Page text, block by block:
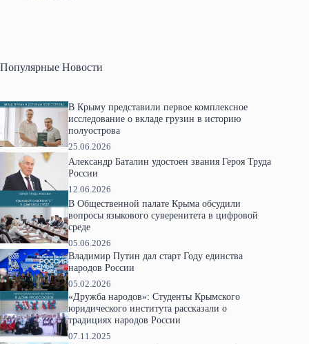
Популярные Новости
В Крыму представили первое комплексное
исследование о вкладе грузин в историю
полуострова
25.06.2026
Александр Баталин удостоен звания Героя Труда
России
12.06.2026
В Общественной палате Крыма обсудили
вопросы языкового суверенитета в цифровой
среде
05.06.2026
Владимир Путин дал старт Году единства
народов России
05.02.2026
«Дружба народов»: Студенты Крымского
юридического института рассказали о
традициях народов России
07.11.2025